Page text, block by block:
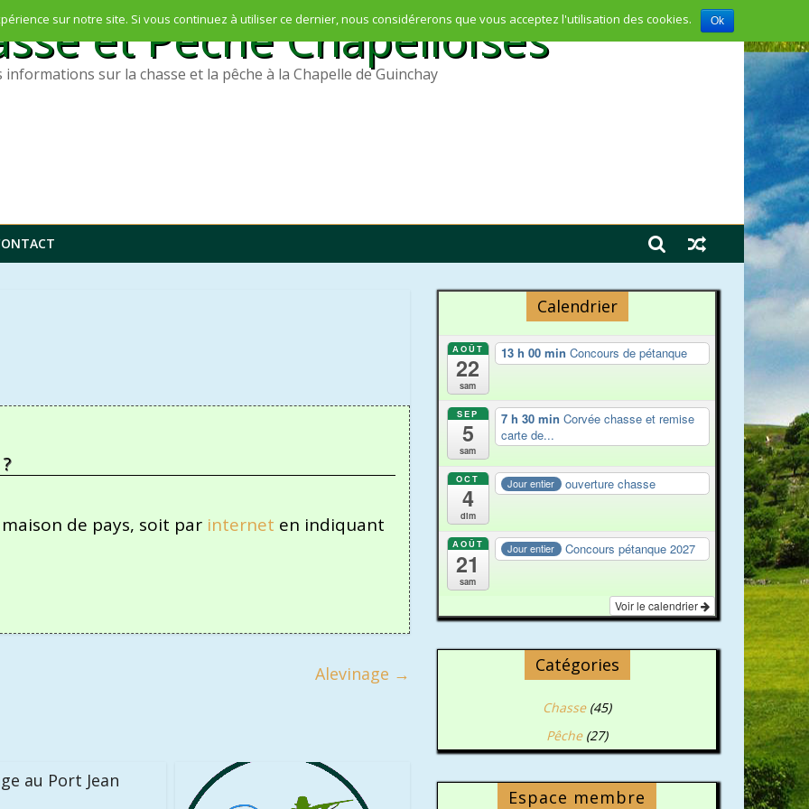
et Pêche Chapelloises
informations sur la chasse et la pêche à la Chapelle de Guinchay
de pays, soit par internet en indiquant
Alevinage →
au Port Jean
Calendrier
AOÛT
22
sam
13 h 00 min Concours de pétanque
SEP
5
sam
7 h 30 min Corvée chasse et remise
carte de...
OCT
4
dim
Jour entier ouverture chasse
AOÛT
21
sam
Jour entier Concours pétanque 2027
Voir le calendrier
Catégories
Chasse(45)
Pêche(27)
Espace membre
sur notre site. Si vous continuez à utiliser ce dernier, nous considérerons que vous acceptez l'utilisation des cookies. Ok